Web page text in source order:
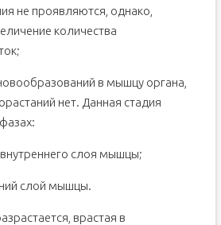
не проявляются, однако,
количества
в мышцу органа,
нет. Данная стадия
слоя мышцы;
слой мышцы.
врастая в